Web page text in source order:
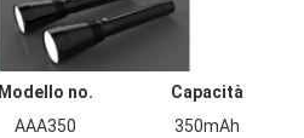
Modello no.
Capacità
AAA350
350mAh